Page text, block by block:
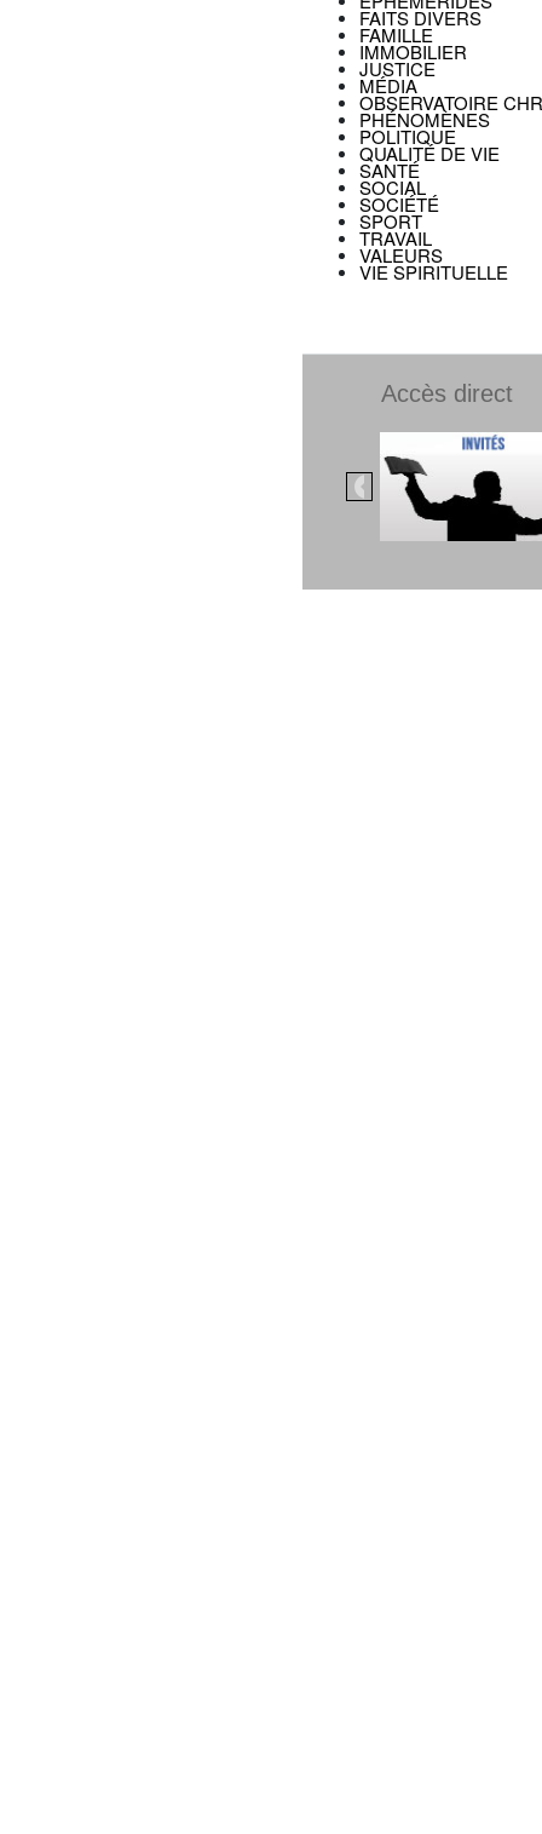
FAITS DIVERS
FAMILLE
IMMOBILIER
JUSTICE
MÉDIA
OBSERVATOIRE
PHÉNOMÈNES
POLITIQUE
QUALITÉ DE VIE
SANTÉ
SOCIAL
SOCIÉTÉ
SPORT
TRAVAIL
VALEURS
VIE SPIRITUELLE
Accès direct